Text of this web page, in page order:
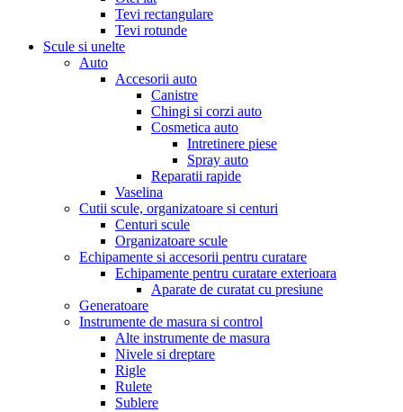
Tevi rectangulare
Tevi rotunde
Scule si unelte
Auto
Accesorii auto
Canistre
Chingi si corzi auto
Cosmetica auto
Intretinere piese
Spray auto
Reparatii rapide
Vaselina
Cutii scule, organizatoare si centuri
Centuri scule
Organizatoare scule
Echipamente si accesorii pentru curatare
Echipamente pentru curatare exterioara
Aparate de curatat cu presiune
Generatoare
Instrumente de masura si control
Alte instrumente de masura
Nivele si dreptare
Rigle
Rulete
Sublere